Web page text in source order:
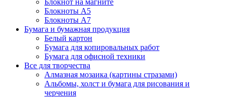
Блокнот на магните
Блокноты А5
Блокноты А7
Бумага и бумажная продукция
Белый картон
Бумага для копировальных работ
Бумага для офисной техники
Все для творчества
Алмазная мозаика (картины стразами)
Альбомы, холст и бумага для рисования и
черчения